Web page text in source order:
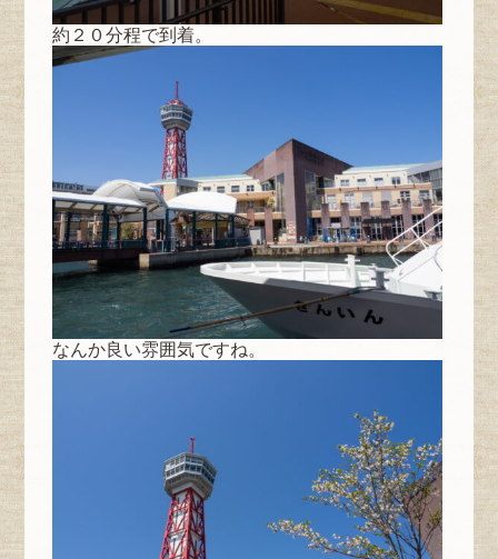
約２０分程で到着。
なんか良い雰囲気ですね。